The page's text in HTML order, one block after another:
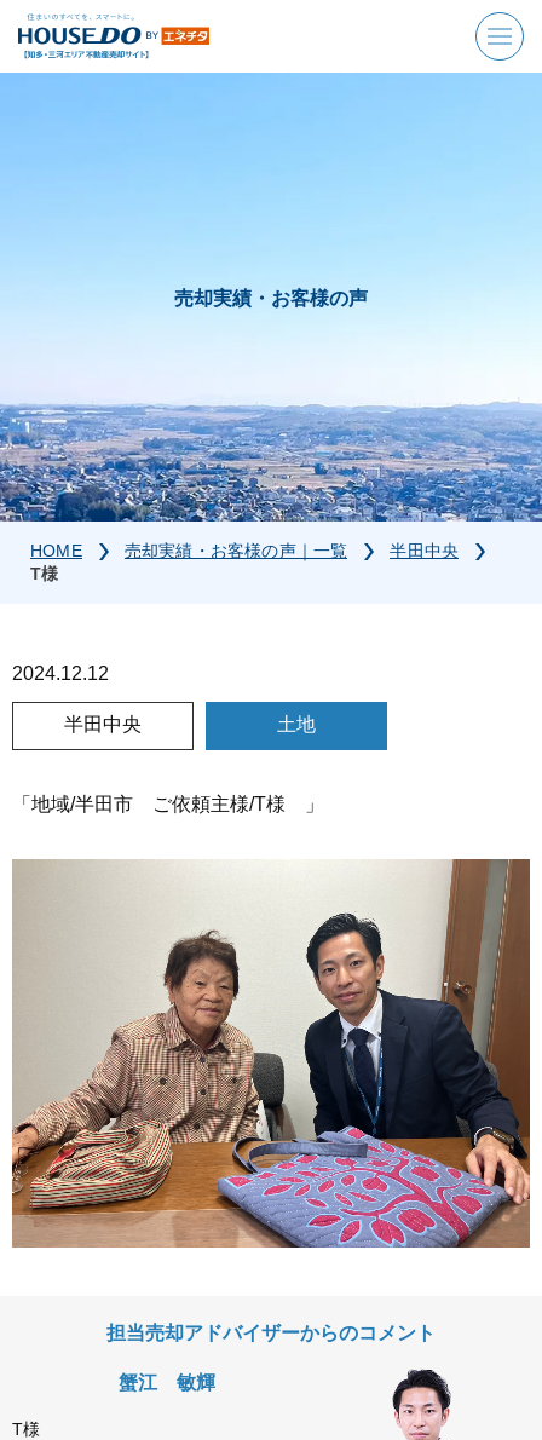
売却実績・お客様の声
HOME 売却実績・お客様の声｜一覧
半田中央
T様
2024.12.12
半田中央 土地
「地域/半田市 ご依頼主様/T様 」
担当売却アドバイザーからのコメント
蟹江 敏輝
T様